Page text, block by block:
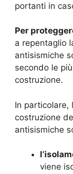
portanti in
Per
a repentaglio
antisismiche
secondo le
costruzione.
In particolare,
costruzione
antisismiche
viene